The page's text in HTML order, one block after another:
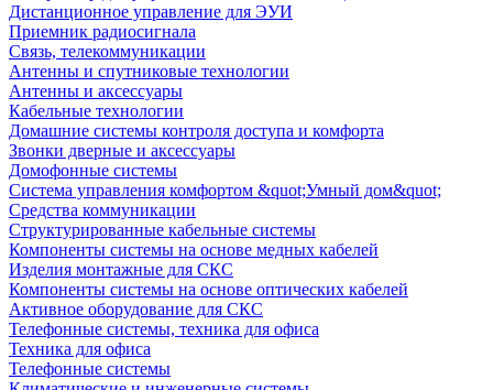
Дистанционное управление для ЭУИ
Приемник радиосигнала
Связь, телекоммуникации
Антенны и спутниковые технологии
Антенны и аксессуары
Кабельные технологии
Домашние системы контроля доступа и комфорта
Звонки дверные и аксессуары
Домофонные системы
Система управления комфортом &quot;Умный дом&quot;
Средства коммуникации
Структурированные кабельные системы
Компоненты системы на основе медных кабелей
Изделия монтажные для СКС
Компоненты системы на основе оптических кабелей
Активное оборудование для СКС
Телефонные системы, техника для офиса
Техника для офиса
Телефонные системы